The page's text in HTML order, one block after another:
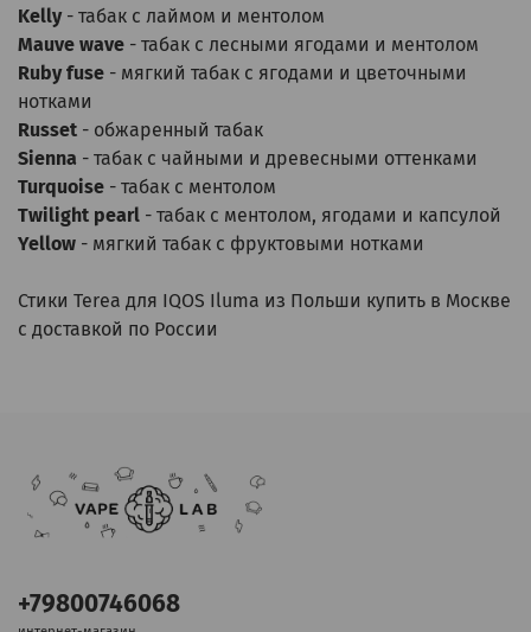
Kelly - табак с лаймом и ментолом
Mauve wave - табак с лесными ягодами и ментолом
Ruby fuse - мягкий табак с ягодами и цветочными
нотками
Russet - обжаренный табак
Sienna - табак с чайными и древесными оттенками
Turquoise - табак с ментолом
Twilight pearl - табак с ментолом, ягодами и капсулой
Yellow - мягкий табак с фруктовыми нотками
Стики Terea для IQOS Iluma из Польши купить в Москве
с доставкой по России
+79800746068